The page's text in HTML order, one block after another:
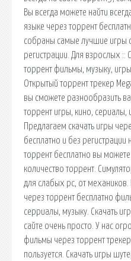
Вы всегда можете найти
языке через торрент
собраны самые лучшие игры
регистрации. Для взрослых ::
торрент фильмы, музыку,
Открытый торрент трекер
вы сможете разнообразить
торрент игры, кино, сериалы,
Предлагаем скачать игры
бесплатно и без регистрации
торрент бесплатно вы
количество торрент.
для слабых pc, от механиков.
через торрент бесплатно
серриалы, музыку. Скачать
сайте очень просто. У нас
фильмы через торрент
пользуется. Скачать игры